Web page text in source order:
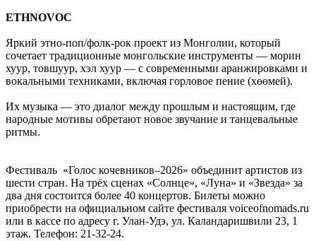
ETHNOVOC
Яркий этно-поп/фолк-рок проект из Монголии, который
сочетает традиционные монгольские инструменты — морин
хуур, товшуур, хэл хуур — с современными аранжировками и
вокальными техниками, включая горловое пение (хөөмей).
Их музыка — это диалог между прошлым и настоящим, где
народные мотивы обретают новое звучание и танцевальные
ритмы.
Фестиваль «Голос кочевников–2026» объединит артистов из
шести стран. На трёх сценах «Солнце», «Луна» и «Звезда» за
два дня состоится более 40 концертов. Билеты можно
приобрести на официальном сайте фестиваля voiceofnomads.ru
или в кассе по адресу г. Улан-Удэ, ул. Каландаришвили 23, 1
этаж. Телефон: 21-32-24.